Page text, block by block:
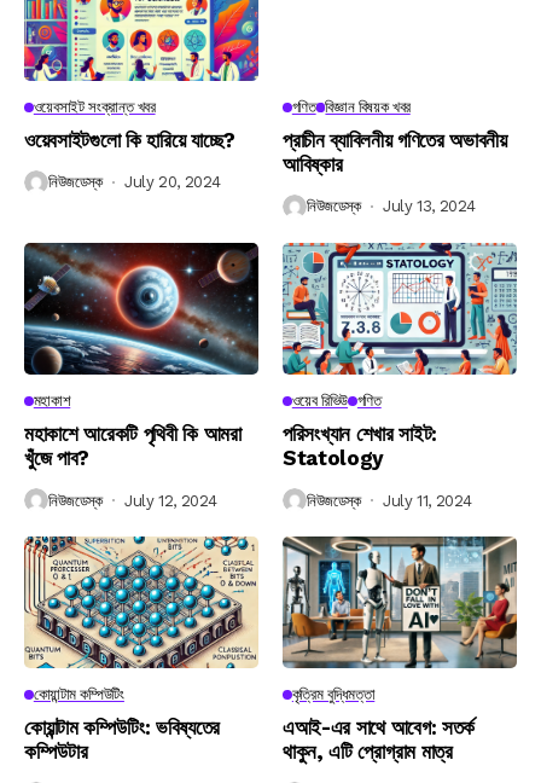
ওয়েবসাইট সংক্রান্ত খবর
ওয়েবসাইটগুলো কি হারিয়ে যাচ্ছে?
নিউজডেস্ক July 20, 2024
গণিত বিজ্ঞান বিষয়ক খবর
প্রাচীন ব্যাবিলনীয় গণিতের অভাবনীয়
আবিষ্কার
নিউজডেস্ক July 13, 2024
মহাকাশ
মহাকাশে আরেকটি পৃথিবী কি আমরা
খুঁজে পাব?
নিউজডেস্ক July 12, 2024
ওয়েব রিভিউ গণিত
পরিসংখ্যান শেখার সাইট:
Statology
নিউজডেস্ক July 11, 2024
কোয়ান্টাম কম্পিউটিং
কোয়ান্টাম কম্পিউটিং: ভবিষ্যতের
কম্পিউটার
কৃত্রিম বুদ্ধিমত্তা
এআই-এর সাথে আবেগ: সতর্ক
থাকুন, এটি প্রোগ্রাম মাত্র